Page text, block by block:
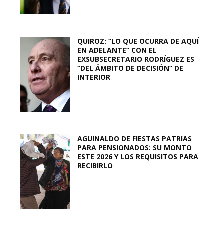
QUIROZ: “LO QUE OCURRA DE AQUÍ
EN ADELANTE” CON EL
EXSUBSECRETARIO RODRÍGUEZ ES
“DEL ÁMBITO DE DECISIÓN” DE
INTERIOR
AGUINALDO DE FIESTAS PATRIAS
PARA PENSIONADOS: SU MONTO
ESTE 2026 Y LOS REQUISITOS PARA
RECIBIRLO